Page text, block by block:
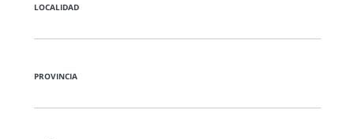
LOCALIDAD
PROVINCIA